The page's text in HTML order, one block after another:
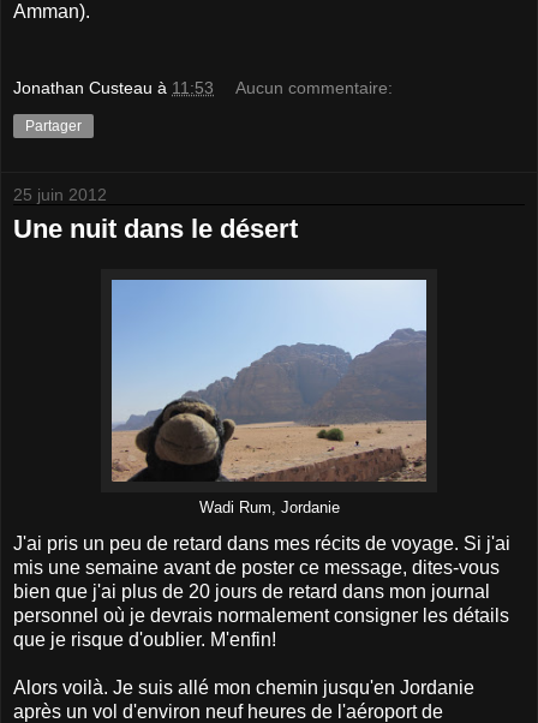
Amman).
Jonathan Custeau à 11:53 Aucun commentaire:
Partager
25 juin 2012
Une nuit dans le désert
Wadi Rum, Jordanie
J'ai pris un peu de retard dans mes récits de voyage. Si j'ai
mis une semaine avant de poster ce message, dites-vous
bien que j'ai plus de 20 jours de retard dans mon journal
personnel où je devrais normalement consigner les détails
que je risque d'oublier. M'enfin!
Alors voilà. Je suis allé mon chemin jusqu'en Jordanie
après un vol d'environ neuf heures de l'aéroport de